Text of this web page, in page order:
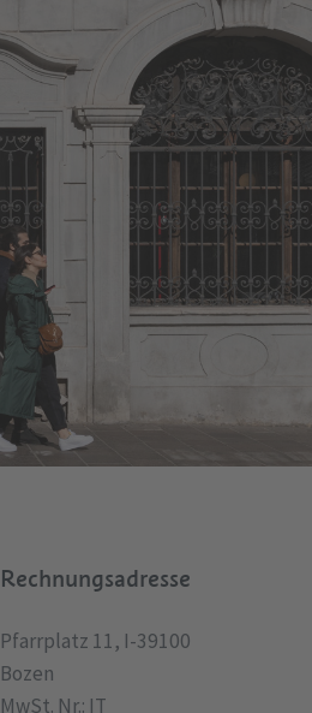
Rechnungsadresse
Pfarrplatz 11, I-39100
Bozen
MwSt. Nr.: IT